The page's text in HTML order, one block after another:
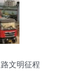
文明征程